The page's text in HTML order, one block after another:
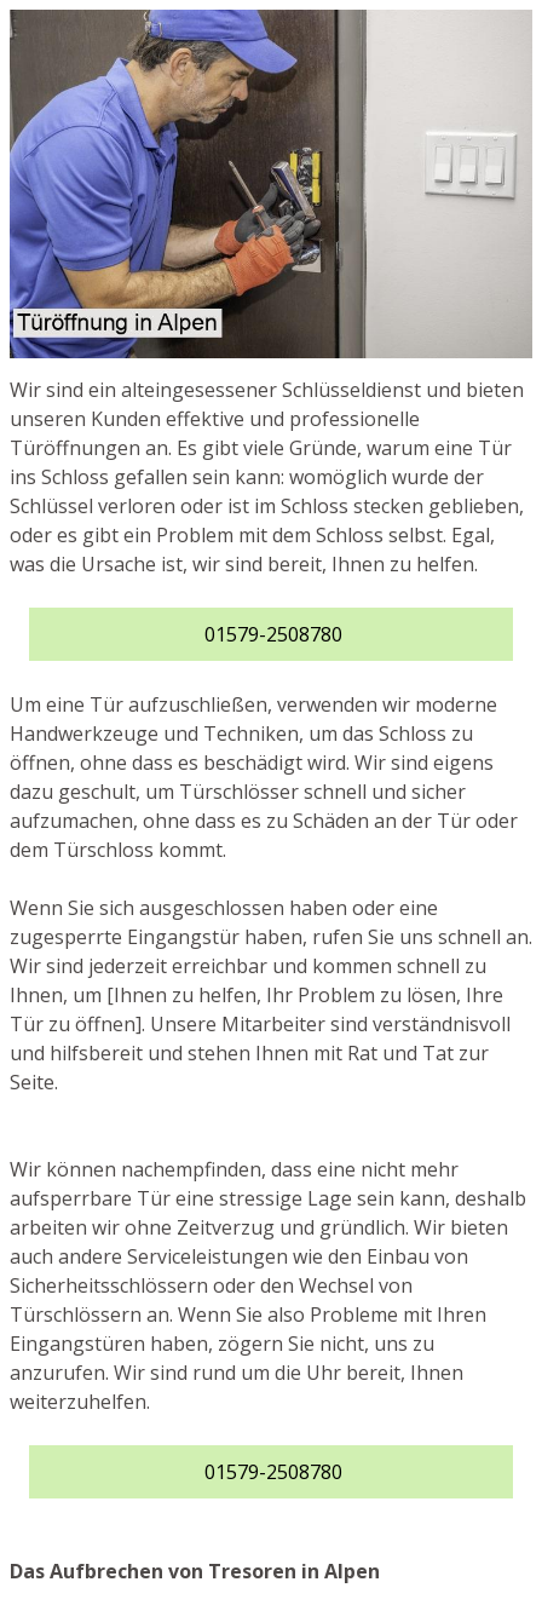
Wir sind ein alteingesessener Schlüsseldienst und bieten
unseren Kunden effektive und professionelle
Türöffnungen an. Es gibt viele Gründe, warum eine Tür
ins Schloss gefallen sein kann: womöglich wurde der
Schlüssel verloren oder ist im Schloss stecken geblieben,
oder es gibt ein Problem mit dem Schloss selbst. Egal,
was die Ursache ist, wir sind bereit, Ihnen zu helfen.
01579-2508780
Um eine Tür aufzuschließen, verwenden wir moderne
Handwerkzeuge und Techniken, um das Schloss zu
öffnen, ohne dass es beschädigt wird. Wir sind eigens
dazu geschult, um Türschlösser schnell und sicher
aufzumachen, ohne dass es zu Schäden an der Tür oder
dem Türschloss kommt.
Wenn Sie sich ausgeschlossen haben oder eine
zugesperrte Eingangstür haben, rufen Sie uns schnell an.
Wir sind jederzeit erreichbar und kommen schnell zu
Ihnen, um [Ihnen zu helfen, Ihr Problem zu lösen, Ihre
Tür zu öffnen]. Unsere Mitarbeiter sind verständnisvoll
und hilfsbereit und stehen Ihnen mit Rat und Tat zur
Seite.
Wir können nachempfinden, dass eine nicht mehr
aufsperrbare Tür eine stressige Lage sein kann, deshalb
arbeiten wir ohne Zeitverzug und gründlich. Wir bieten
auch andere Serviceleistungen wie den Einbau von
Sicherheitsschlössern oder den Wechsel von
Türschlössern an. Wenn Sie also Probleme mit Ihren
Eingangstüren haben, zögern Sie nicht, uns zu
anzurufen. Wir sind rund um die Uhr bereit, Ihnen
weiterzuhelfen.
01579-2508780
Das Aufbrechen von Tresoren in Alpen